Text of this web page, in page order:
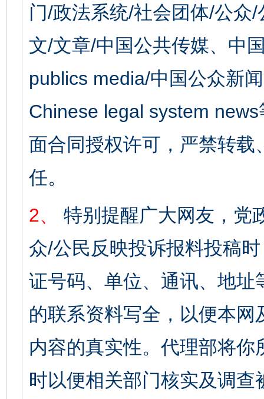
门/政法系统/社会团体/公众
文/文章/中国公共传媒、中
publics media/中国公众新
Chinese legal system
面合同授权许可，严禁转
任。
2、
特别提醒广大网友，党
众/公民反映投诉报料投稿
证号码、单位、通讯、地
的联系资料写全，以便本
内容的真实性。代理部将
时以便相关部门核实及调